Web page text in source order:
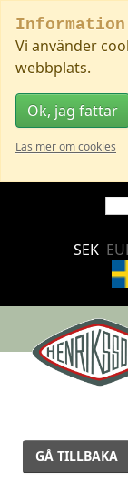
Information
Vi använder
webbplats.
Ok, jag fattar
Läs mer om cookies
SEK
GÅ TILLBAKA